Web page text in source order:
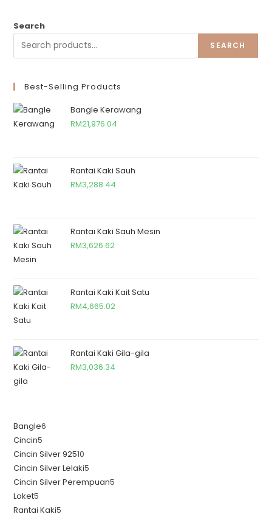
Search
SEARCH
Best-Selling Products
Bangle Kerawang
RM21,976.04
Rantai Kaki Sauh
RM3,288.44
Rantai Kaki Sauh Mesin
RM3,626.62
Rantai Kaki Kait Satu
RM4,665.02
Rantai Kaki Gila-gila
RM3,036.34
Bangle6
Cincin5
Cincin Silver 92510
Cincin Silver Lelaki5
Cincin Silver Perempuan5
Loket5
Rantai Kaki5